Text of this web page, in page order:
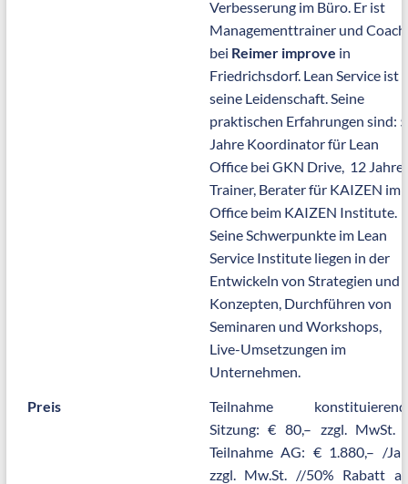
Verbesserung im Büro. Er ist
Managementtrainer und Coach
bei Reimer improve in
Friedrichsdorf. Lean Service ist
seine Leidenschaft. Seine
praktischen Erfahrungen sind: 5
Jahre Koordinator für Lean
Office bei GKN Drive, 12 Jahre
Trainer, Berater für KAIZEN im
Office beim KAIZEN Institute.
Seine Schwerpunkte im Lean
Service Institute liegen in der
Entwickeln von Strategien und
Konzepten, Durchführen von
Seminaren und Workshops,
Live-Umsetzungen im
Unternehmen.
Preis
Teilnahme
Sitzung: € 80,– zzgl. MwSt.
Teilnahme AG: € 1.880,– /
zzgl. Mw.St. //50% Rabatt